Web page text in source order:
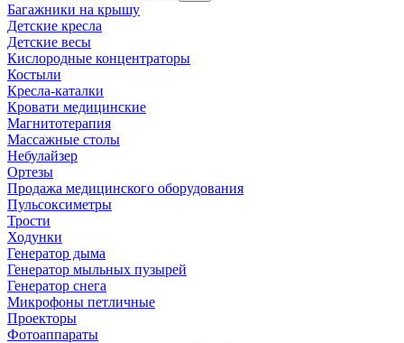
Багажники на крышу
Детские кресла
Детские весы
Кислородные концентраторы
Костыли
Кресла-каталки
Кровати медицинские
Магнитотерапия
Массажные столы
Небулайзер
Ортезы
Продажа медицинского оборудования
Пульсоксиметры
Трости
Ходунки
Генератор дыма
Генератор мыльных пузырей
Генератор снега
Микрофоны петличные
Проекторы
Фотоаппараты